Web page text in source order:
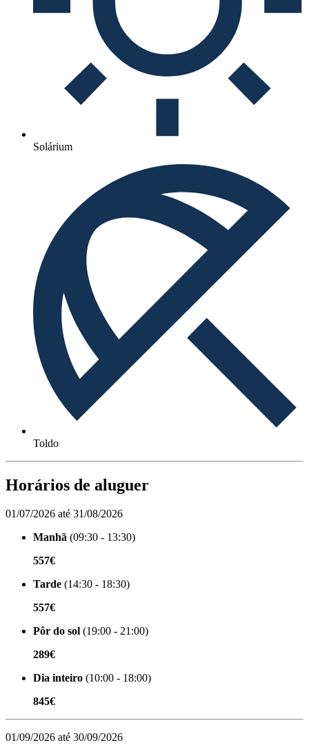
Solárium
Toldo
Horários de aluguer
01/07/2026 até 31/08/2026
Manhã (09:30 - 13:30)
557€
Tarde (14:30 - 18:30)
557€
Pôr do sol (19:00 - 21:00)
289€
Dia inteiro (10:00 - 18:00)
845€
01/09/2026 até 30/09/2026